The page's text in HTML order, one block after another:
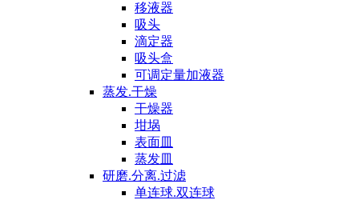
移液器
吸头
滴定器
吸头盒
可调定量加液器
蒸发.干燥
干燥器
坩埚
表面皿
蒸发皿
研磨.分离.过滤
单连球.双连球